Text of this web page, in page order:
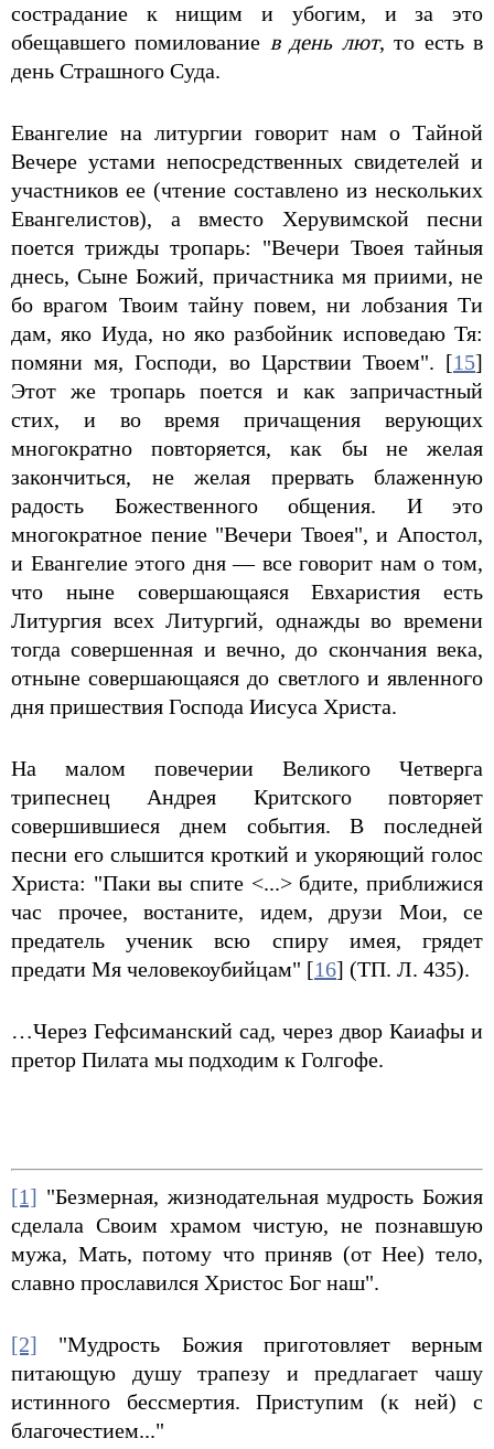
сострадание к нищим и убогим, и за это
обещавшего помилование в день лют, то есть в
день Страшного Суда.
Евангелие на литургии говорит нам о Тайной
Вечере устами непосредственных свидетелей и
участников ее (чтение составлено из нескольких
Евангелистов), а вместо Херувимской песни
поется трижды тропарь: "Вечери Твоея тайныя
днесь, Сыне Божий, причастника мя приими, не
бо врагом Твоим тайну повем, ни лобзания Ти
дам, яко Иуда, но яко разбойник исповедаю Тя:
помяни мя, Господи, во Царствии Твоем". [15]
Этот же тропарь поется и как запричастный
стих, и во время причащения верующих
многократно повторяется, как бы не желая
закончиться, не желая прервать блаженную
радость Божественного общения. И это
многократное пение "Вечери Твоея", и Апостол,
и Евангелие этого дня — все говорит нам о том,
что ныне совершающаяся Евхаристия есть
Литургия всех Литургий, однажды во времени
тогда совершенная и вечно, до скончания века,
отныне совершающаяся до светлого и явленного
дня пришествия Господа Иисуса Христа.
На малом повечерии Великого Четверга
трипеснец Андрея Критского повторяет
совершившиеся днем события. В последней
песни его слышится кроткий и укоряющий голос
Христа: "Паки вы спите <...> бдите, приближися
час прочее, востаните, идем, друзи Мои, се
предатель ученик всю спиру имея, грядет
предати Мя человекоубийцам" [16] (ТП. Л. 435).
…Через Гефсиманский сад, через двор Каиафы и
претор Пилата мы подходим к Голгофе.
[1] "Безмерная, жизнодательная мудрость Божия
сделала Своим храмом чистую, не познавшую
мужа, Мать, потому что приняв (от Нее) тело,
славно прославился Христос Бог наш".
[2] "Мудрость Божия приготовляет верным
питающую душу трапезу и предлагает чашу
истинного бессмертия. Приступим (к ней) с
благочестием..."